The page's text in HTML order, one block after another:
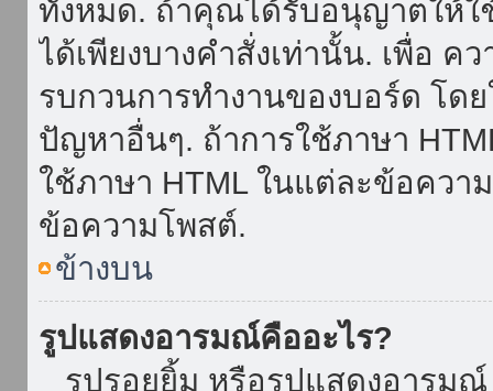
ทั้งหมด. ถ้าคุณได้รับอนุญาตให้ใ
ได้เพียงบางคำสั่งเท่านั้น. เพื่อ
รบกวนการทำงานของบอร์ด โด
ปัญหาอื่นๆ. ถ้าการใช้ภาษา
ใช้ภาษา HTML ในแต่ละข้อคว
ข้อความโพสต์.
ข้างบน
รูปแสดงอารมณ์คืออะไร?
รูปรอยยิ้ม หรือรูปแสดงอารมณ์